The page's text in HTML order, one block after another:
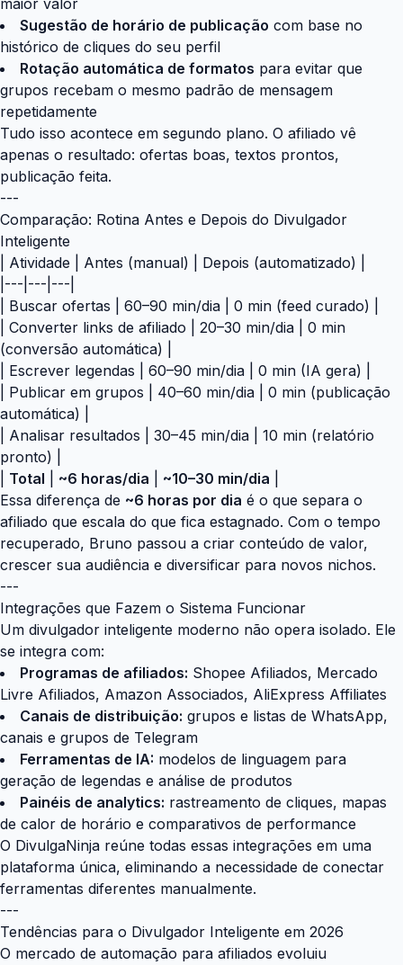
maior valor
Sugestão de horário de publicação com base no
histórico de cliques do seu perfil
Rotação automática de formatos para evitar que
grupos recebam o mesmo padrão de mensagem
repetidamente
Tudo isso acontece em segundo plano. O afiliado vê
apenas o resultado: ofertas boas, textos prontos,
publicação feita.
---
Comparação: Rotina Antes e Depois do Divulgador
Inteligente
| Atividade | Antes (manual) | Depois (automatizado) |
|---|---|---|
| Buscar ofertas | 60–90 min/dia | 0 min (feed curado) |
| Converter links de afiliado | 20–30 min/dia | 0 min
(conversão automática) |
| Escrever legendas | 60–90 min/dia | 0 min (IA gera) |
| Publicar em grupos | 40–60 min/dia | 0 min (publicação
automática) |
| Analisar resultados | 30–45 min/dia | 10 min (relatório
pronto) |
Total ~6 horas/dia ~10–30 min/dia
Essa diferença de ~6 horas por dia é o que separa o
afiliado que escala do que fica estagnado. Com o tempo
recuperado, Bruno passou a criar conteúdo de valor,
crescer sua audiência e diversificar para novos nichos.
---
Integrações que Fazem o Sistema Funcionar
Um divulgador inteligente moderno não opera isolado. Ele
se integra com:
Programas de afiliados: Shopee Afiliados, Mercado
Livre Afiliados, Amazon Associados, AliExpress Affiliates
Canais de distribuição: grupos e listas de WhatsApp,
canais e grupos de Telegram
Ferramentas de IA: modelos de linguagem para
geração de legendas e análise de produtos
Painéis de analytics: rastreamento de cliques, mapas
de calor de horário e comparativos de performance
O DivulgaNinja reúne todas essas integrações em uma
plataforma única, eliminando a necessidade de conectar
ferramentas diferentes manualmente.
---
Tendências para o Divulgador Inteligente em 2026
O mercado de automação para afiliados evoluiu